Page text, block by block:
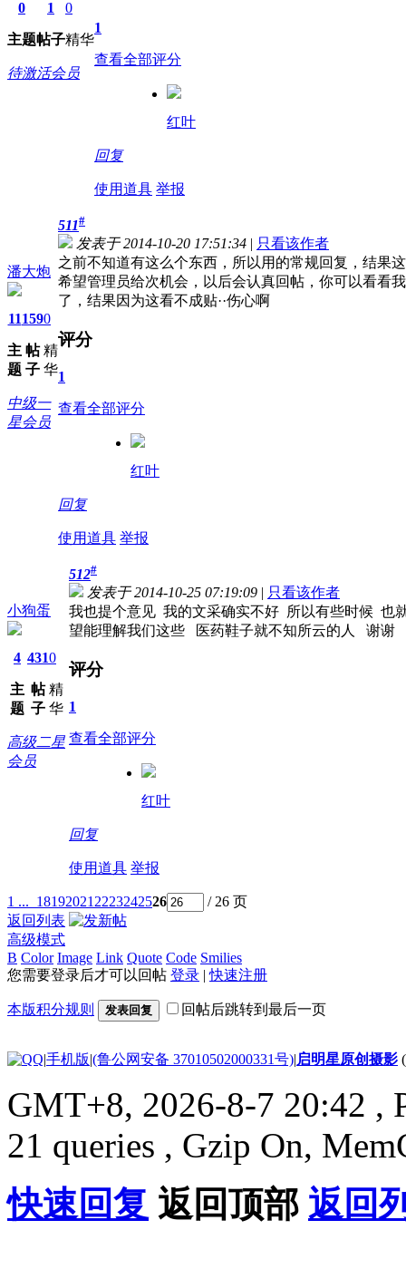
0
主题
1
帖子
0
精华
待激活会员
1
查看全部评分
红叶
回复
使用道具 举报
潘大炮
11
主
题
159
帖
子
0
精
华
中级一
星会员
511#
发表于 2014-10-20 17:51:34 | 只看该作者
之前不知道有这么个东西，所以用的常规回复，结果这
希望管理员给次机会，以后会认真回帖，你可以看看
了，结果因为这看不成贴··伤心啊
评分
1
查看全部评分
红叶
回复
使用道具 举报
小狗蛋
4
主
题
431
帖
子
0
精
华
高级二星
会员
512#
发表于 2014-10-25 07:19:09 | 只看该作者
我也提个意见 我的文采确实不好 所以有些时候
望能理解我们这些 医药鞋子就不知所云的人 谢谢
评分
1
查看全部评分
红叶
回复
使用道具 举报
1 ... 18192021 2223242526
/ 26 页
返回列表
高级模式
B Color Image Link Quote Code Smilies
您需要登录后才可以回帖 登录 |快速注册
本版积分规则 发表回复 回帖后跳转到最后一页
|手机版|(鲁公网安备 37010502000331号)|启明星原创摄影
GMT+8, 2026-8-7 20:42 ,
21 queries , Gzip On,
快速回复 返回顶部 返回